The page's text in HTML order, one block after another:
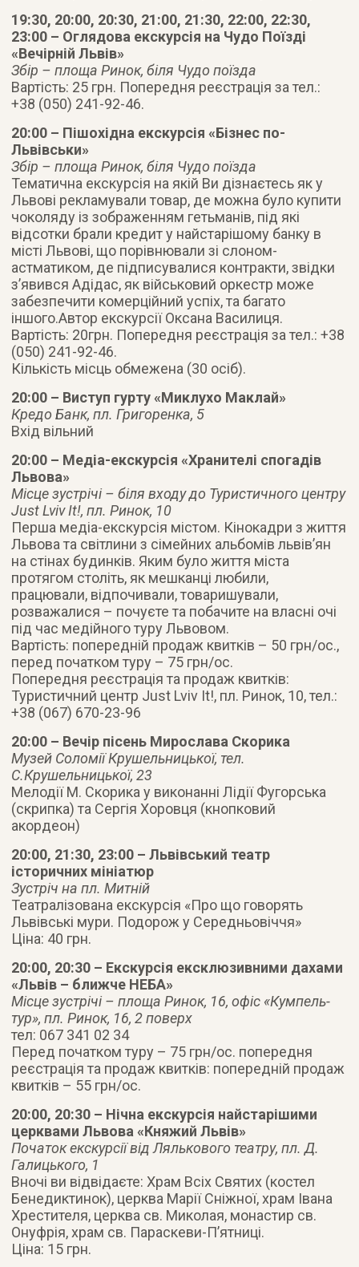
19:30, 20:00, 20:30, 21:00, 21:30, 22:00, 22:30,
23:00 – Оглядова екскурсія на Чудо Поїзді
«Вечірній Львів»
Збір – площа Ринок, біля Чудо поїзда
Вартість: 25 грн. Попередня реєстрація за тел.:
+38 (050) 241-92-46.
20:00 – Пішохідна екскурсія «Бізнес по-
Львівськи»
Збір – площа Ринок, біля Чудо поїзда
Тематична екскурсія на якій Ви дізнаєтесь як у
Львові рекламували товар, де можна було купити
чоколяду із зображенням гетьманів, під які
відсотки брали кредит у найстарішому банку в
місті Львові, що порівнювали зі слоном-
астматиком, де підписувалися контракти, звідки
з’явився Адідас, як військовий оркестр може
забезпечити комерційний успіх, та багато
іншого.Автор екскурсії Оксана Василиця.
Вартість: 20грн. Попередня реєстрація за тел.: +38
(050) 241-92-46.
Кількість місць обмежена (30 осіб).
20:00 – Виступ гурту «Миклухо Маклай»
Кредо Банк, пл. Григоренка, 5
Вхід вільний
20:00 – Медіа-екскурсія «Хранителі спогадів
Львова»
Місце зустрічі – біля входу до Туристичного центру
Just Lviv It!, пл. Ринок, 10
Перша медіа-екскурсія містом. Кінокадри з життя
Львова та світлини з сімейних альбомів львів’ян
на стінах будинків. Яким було життя міста
протягом століть, як мешканці любили,
працювали, відпочивали, товаришували,
розважалися – почуєте та побачите на власні очі
під час медійного туру Львовом.
Вартість: попередній продаж квитків – 50 грн/ос.,
перед початком туру – 75 грн/ос.
Попередня реєстрація та продаж квитків:
Туристичний центр Just Lviv It!, пл. Ринок, 10, тел.:
+38 (067) 670-23-96
20:00 – Вечір пісень Мирослава Скорика
Музей Соломії Крушельницької, тел.
С.Крушельницької, 23
Мелодії М. Скорика у виконанні Лідії Фугорська
(скрипка) та Сергія Хоровця (кнопковий
акордеон)
20:00, 21:30, 23:00 – Львівський театр
історичних мініатюр
Зустріч на пл. Митній
Театралізована екскурсія «Про що говорять
Львівські мури. Подорож у Середньовіччя»
Ціна: 40 грн.
20:00, 20:30 – Екскурсія ексклюзивними дахами
«Львів – ближче НЕБА»
Місце зустрічі – площа Ринок, 16, офіс «Кумпель-
тур», пл. Ринок, 16, 2 поверх
тел: 067 341 02 34
Перед початком туру – 75 грн/ос. попередня
реєстрація та продаж квитків: попередній продаж
квитків – 55 грн/ос.
20:00, 20:30 – Нічна екскурсія найстарішими
церквами Львова «Княжий Львів»
Початок екскурсії від Лялькового театру, пл. Д.
Галицького, 1
Вночі ви відвідаєте: Храм Всіх Святих (костел
Бенедиктинок), церква Марії Сніжної, храм Івана
Хрестителя, церква св. Миколая, монастир св.
Онуфрія, храм св. Параскеви-П’ятниці.
Ціна: 15 грн.